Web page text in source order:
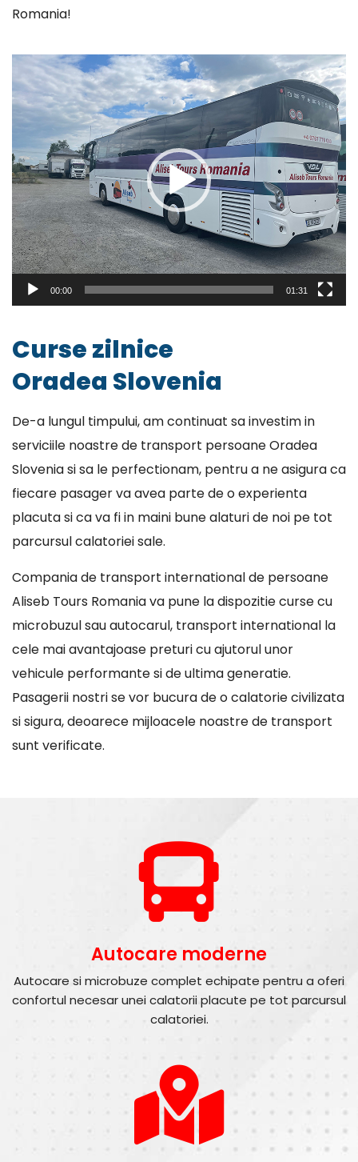
Romania!
Player
video
00:00 01:31
Curse zilnice
Oradea Slovenia
De-a lungul timpului, am continuat sa investim in
serviciile noastre de transport persoane Oradea
Slovenia si sa le perfectionam, pentru a ne asigura ca
fiecare pasager va avea parte de o experienta
placuta si ca va fi in maini bune alaturi de noi pe tot
parcursul calatoriei sale.
Compania de transport international de persoane
Aliseb Tours Romania va pune la dispozitie curse cu
microbuzul sau autocarul, transport international la
cele mai avantajoase preturi cu ajutorul unor
vehicule performante si de ultima generatie.
Pasagerii nostri se vor bucura de o calatorie civilizata
si sigura, deoarece mijloacele noastre de transport
sunt verificate.
Autocare moderne
Autocare si microbuze complet echipate pentru a oferi
confortul necesar unei calatorii placute pe tot parcursul
calatoriei.